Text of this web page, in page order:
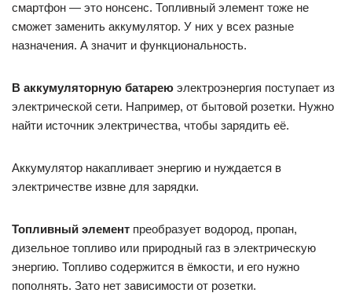
смартфон — это нонсенс. Топливный элемент тоже не
сможет заменить аккумулятор. У них у всех разные
назначения. А значит и функциональность.
В аккумуляторную батарею электроэнергия поступает из
электрической сети. Например, от бытовой розетки. Нужно
найти источник электричества, чтобы зарядить её.
Аккумулятор накапливает энергию и нуждается в
электричестве извне для зарядки.
Топливный элемент преобразует водород, пропан,
дизельное топливо или природный газ в электрическую
энергию. Топливо содержится в ёмкости, и его нужно
пополнять. Зато нет зависимости от розетки.